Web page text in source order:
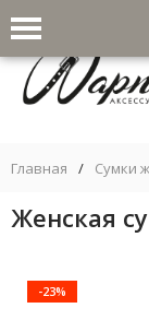
Главная / Сумки
Женская
-23%